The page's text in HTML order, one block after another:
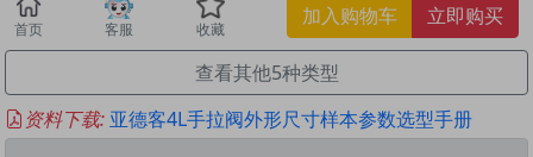
首页 客服 收藏
加入购物车 立即购买
查看其他5种类型
资料下载: 亚德客4L手拉阀外形尺寸样本参数选型手册